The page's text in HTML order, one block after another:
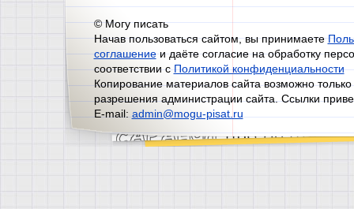
© Могу писать
Начав пользоваться сайтом, вы принимаете
соглашениеи даёте согласие на обработку
соответствии сПолитикой конфиденциальности
Копирование материалов сайта возможно
разрешения администрации сайта. Ссылки
E-mail: admin@mogu-pisat.ru